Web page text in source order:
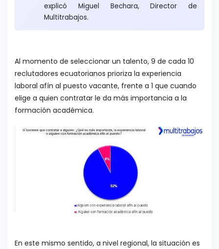
explicó Miguel Bechara, Director de
Multitrabajos.
Al momento de seleccionar un talento, 9 de cada 10
reclutadores ecuatorianos prioriza la experiencia
laboral afín al puesto vacante, frente a 1 que cuando
elige a quien contratar le da más importancia a la
formación académica.
En este mismo sentido, a nivel regional, la situación es